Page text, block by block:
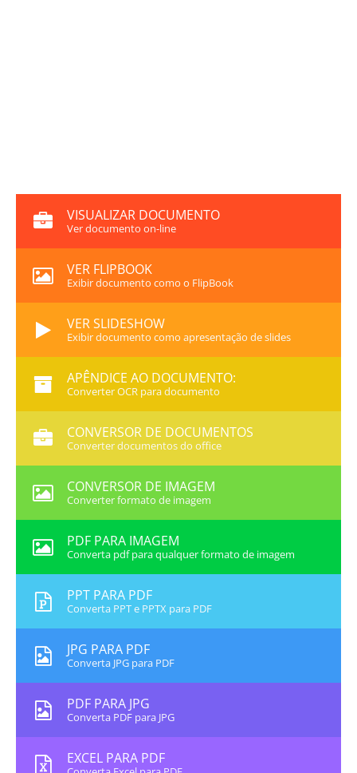
VISUALIZAR DOCUMENTO
Ver documento on-line
VER FLIPBOOK
Exibir documento como o FlipBook
VER SLIDESHOW
Exibir documento como apresentação de slides
APÊNDICE AO DOCUMENTO:
Converter OCR para documento
CONVERSOR DE DOCUMENTOS
Converter documentos do office
CONVERSOR DE IMAGEM
Converter formato de imagem
PDF PARA IMAGEM
Converta pdf para qualquer formato de imagem
PPT PARA PDF
Converta PPT e PPTX para PDF
JPG PARA PDF
Converta JPG para PDF
PDF PARA JPG
Converta PDF para JPG
EXCEL PARA PDF